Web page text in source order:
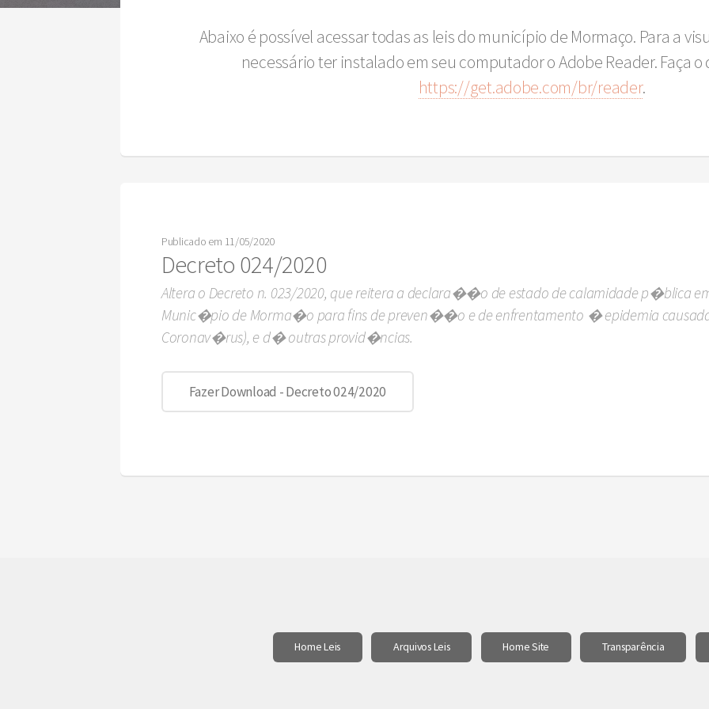
Abaixo é possível acessar todas as leis do município de Mormaço. Para a
necessário ter instalado em seu computador o Adobe Reader. Faça
https://get.adobe.com/br/reader.
Publicado em 11/05/2020
Decreto 024/2020
Altera o Decreto n. 023/2020, que reitera a declara��o de estado de calamidade p�blica
Munic�pio de Morma�o para fins de preven��o e de enfrentamento � epidemia causada
Coronav�rus), e d� outras provid�ncias.
Fazer Download - Decreto 024/2020
Home Leis Arquivos Leis Home Site Transparência